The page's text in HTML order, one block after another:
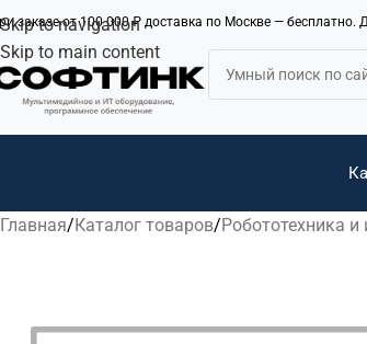
Skip to navigation
Skip to main content
заказе от 100 000 ₽ доставка по Москве — бесплатно.
Главная Каталог товаров Робототехника и